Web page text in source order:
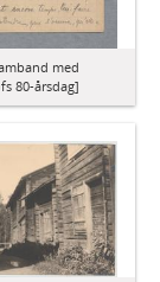
med
80-årsdag]